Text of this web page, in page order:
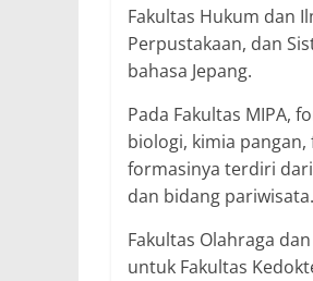
Fakultas Hukum dan
Perpustakaan, dan
bahasa Jepang.
Pada Fakultas MIPA,
biologi, kimia
formasinya terdiri
dan bidang pariwisata.
Fakultas Olahraga
untuk Fakultas